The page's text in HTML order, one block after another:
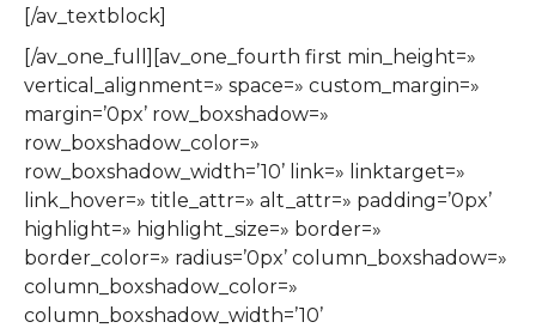
[/av_textblock]
[/av_one_full][av_one_fourth first min_height=»
vertical_alignment=» space=» custom_margin=»
margin=’0px’ row_boxshadow=»
row_boxshadow_color=»
row_boxshadow_width=’10’ link=» linktarget=»
link_hover=» title_attr=» alt_attr=» padding=’0px’
highlight=» highlight_size=» border=»
border_color=» radius=’0px’ column_boxshadow=»
column_boxshadow_color=»
column_boxshadow_width=’10’